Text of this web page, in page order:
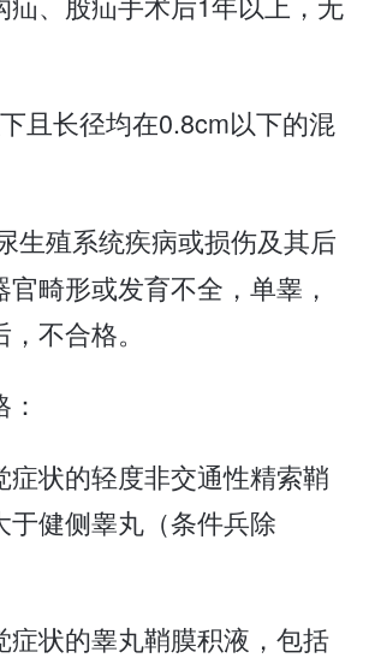
下且长径均在0.8cm以下的混
生殖系统疾病或损伤及其后
畸形或发育不全，单睾，
不合格。
症状的轻度非交通性精索鞘
于健侧睾丸（条件兵除
症状的睾丸鞘膜积液，包括